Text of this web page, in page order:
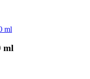
ml